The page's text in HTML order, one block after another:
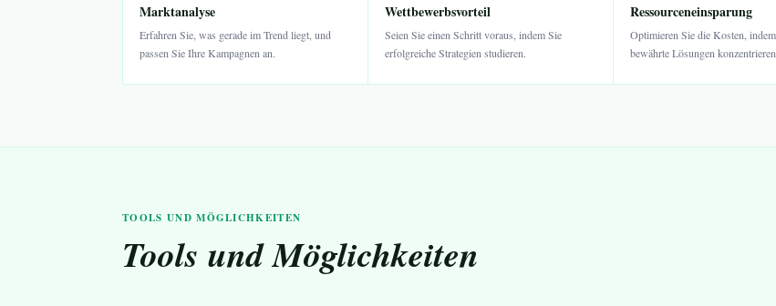
Marktanalyse
Erfahren Sie, was gerade im Trend liegt, und
passen Sie Ihre Kampagnen an.
Wettbewerbsvorteil
Seien Sie einen Schritt voraus, indem Sie
erfolgreiche Strategien studieren.
Ressourceneinsparung
Optimieren Sie die Kosten,
bewährte Lösungen
TOOLS UND MÖGLICHKEITEN
Tools und Möglichkeiten